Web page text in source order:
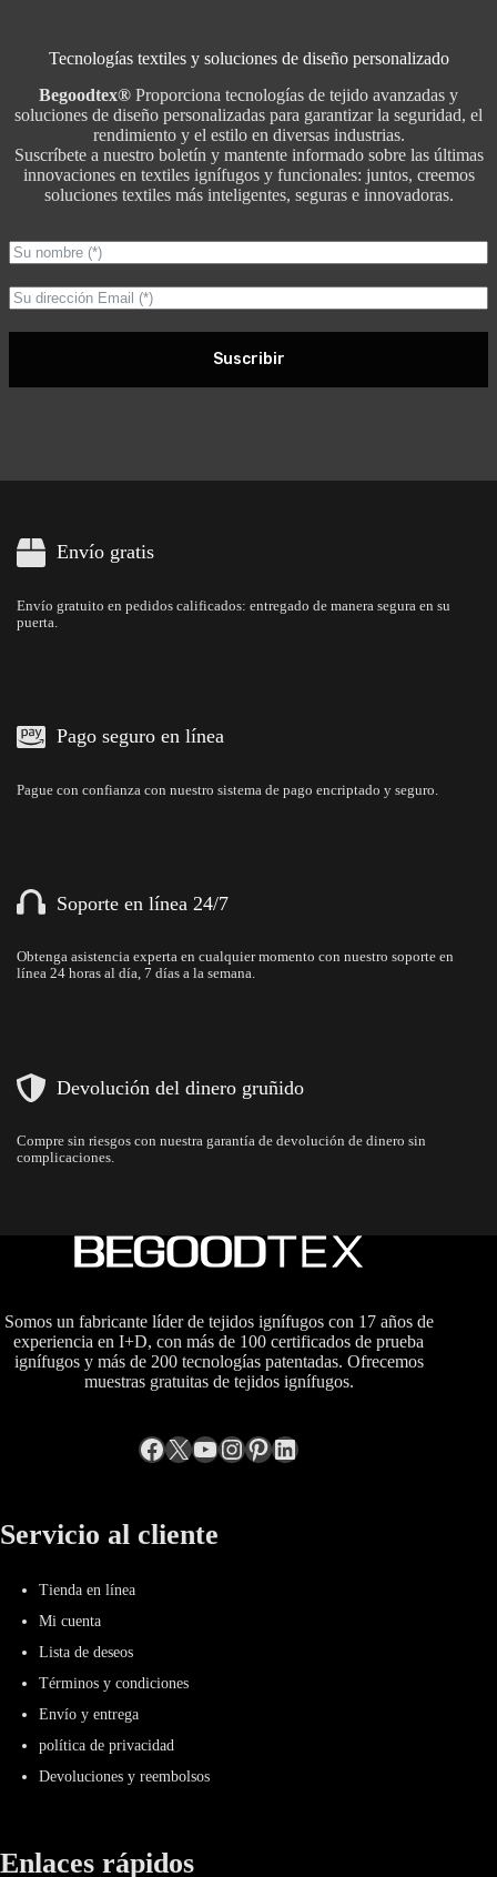
Tecnologías textiles y soluciones de diseño personalizado
Begoodtex® Proporciona tecnologías de tejido avanzadas y
soluciones de diseño personalizadas para garantizar la seguridad, el
rendimiento y el estilo en diversas industrias.
Suscríbete a nuestro boletín y mantente informado sobre las últimas
innovaciones en textiles ignífugos y funcionales: juntos, creemos
soluciones textiles más inteligentes, seguras e innovadoras.
Suscribir
Envío gratis
Envío gratuito en pedidos calificados: entregado de manera segura en su
puerta.
Pago seguro en línea
Pague con confianza con nuestro sistema de pago encriptado y seguro.
Soporte en línea 24/7
Obtenga asistencia experta en cualquier momento con nuestro soporte en
línea 24 horas al día, 7 días a la semana.
Devolución del dinero gruñido
Compre sin riesgos con nuestra garantía de devolución de dinero sin
complicaciones.
Somos un fabricante líder de tejidos ignífugos con 17 años de
experiencia en I+D, con más de 100 certificados de prueba
ignífugos y más de 200 tecnologías patentadas. Ofrecemos
muestras gratuitas de tejidos ignífugos.
Facebook
incógnita
YouTube
Instagram
Pinterest
LinkedIn
Servicio al cliente
Tienda en línea
Mi cuenta
Lista de deseos
Términos y condiciones
Envío y entrega
política de privacidad
Devoluciones y reembolsos
Enlaces rápidos